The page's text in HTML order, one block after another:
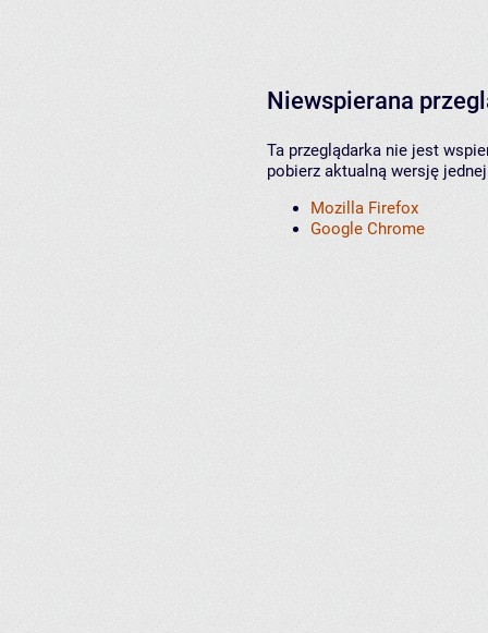
Niewspierana
Ta przeglądarka nie jest
pobierz aktualną wersję
Mozilla Firefox
Google Chrome